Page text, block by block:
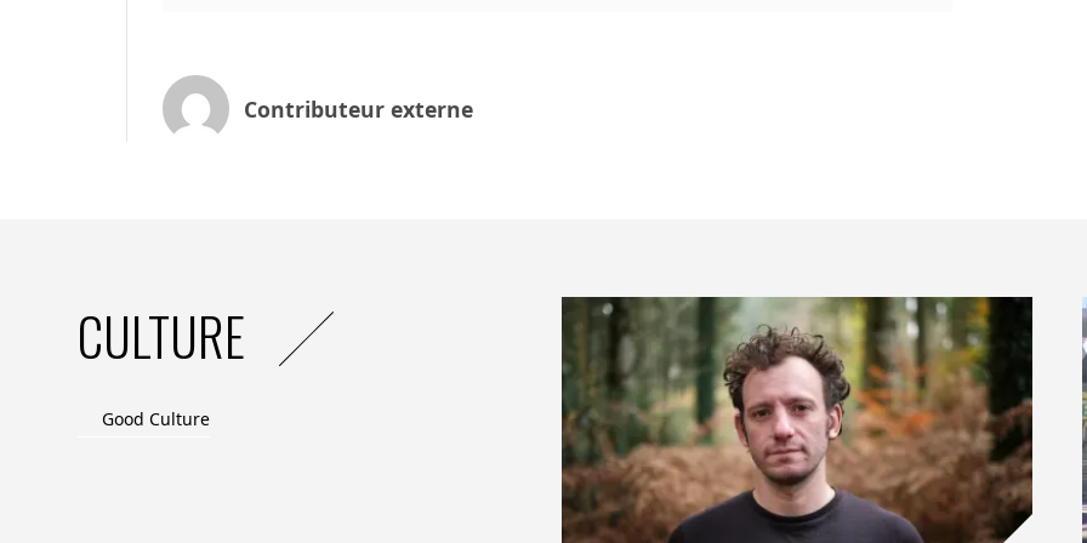
a rencontré un franc succès, avec :
• 300 participants, en présentiel et en distanciel, issus de secteurs variés.
• 7 tables rondes consacrées aux usages actuels et futurs de l’hydrogène dans les transports,
l’industrie et les territoires, ainsi qu’à son rôle dans les modèles économiques face au défi
climatique.
• 4 keynotes inspirantes sur les stratégies européennes, internationales et françaises en
matière d’hydrogène renouvelable et décarboné.
Contributeur externe
CULTURE
Good Culture